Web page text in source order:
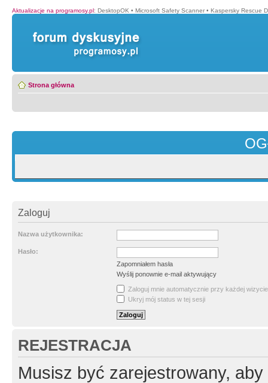
Aktualizacje na programosy.pl: DesktopOK • Microsoft Safety Scanner • Kaspersky Rescue
Strona główna
Zaloguj
Nazwa użytkownika:
Hasło:
Zapomniałem hasła
Wyślij ponownie e-mail aktywujący
Zaloguj mnie automatycznie przy każdej wizycie
Ukryj mój status w tej sesji
REJESTRACJA
Musisz być zarejestrowany,